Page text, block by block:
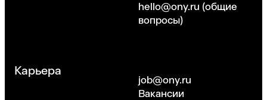
hello@ony.ru (общие
вопросы)
Карьера
job@ony.ru
Вакансии